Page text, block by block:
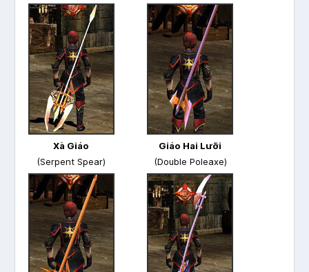
Xà Giáo
(Serpent Spear)
Giáo Hai Lưỡi
(Double Poleaxe)